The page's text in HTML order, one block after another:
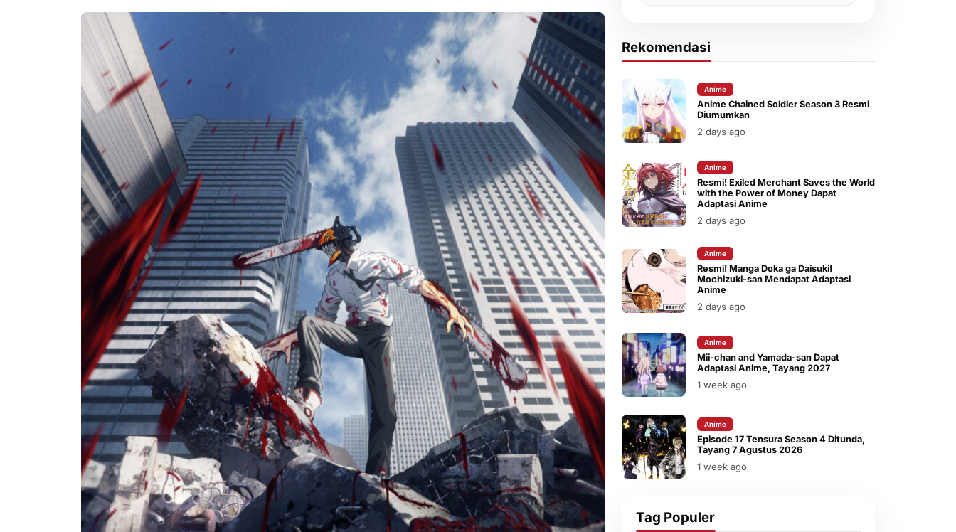
Rekomendasi
Anime
Anime Chained Soldier Season 3 Resmi
Diumumkan
2 days ago
Anime
Resmi! Exiled Merchant Saves the World
with the Power of Money Dapat
Adaptasi Anime
2 days ago
Anime
Resmi! Manga Doka ga Daisuki!
Mochizuki-san Mendapat Adaptasi
Anime
2 days ago
Anime
Mii-chan and Yamada-san Dapat
Adaptasi Anime, Tayang 2027
1 week ago
Anime
Episode 17 Tensura Season 4 Ditunda,
Tayang 7 Agustus 2026
1 week ago
Tag Populer